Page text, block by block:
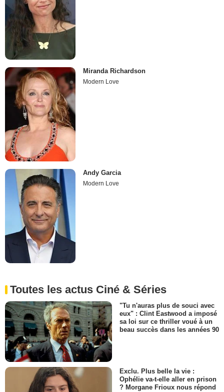
Miranda Richardson
Modern Love
Andy Garcia
Modern Love
Toutes les actus Ciné & Séries
"Tu n'auras plus de souci avec
eux" : Clint Eastwood a imposé
sa loi sur ce thriller voué à un
beau succès dans les années 90
Exclu. Plus belle la vie :
Ophélie va-t-elle aller en prison
? Morgane Frioux nous répond